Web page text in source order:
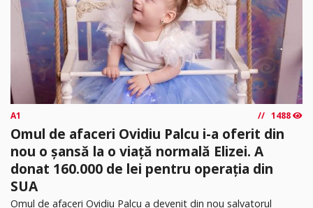
A1 1488
Omul de afaceri Ovidiu Palcu i-a oferit din
nou o șansă la o viață normală Elizei. A
donat 160.000 de lei pentru operația din
SUA
Omul de afaceri Ovidiu Palcu a devenit din nou salvatorul